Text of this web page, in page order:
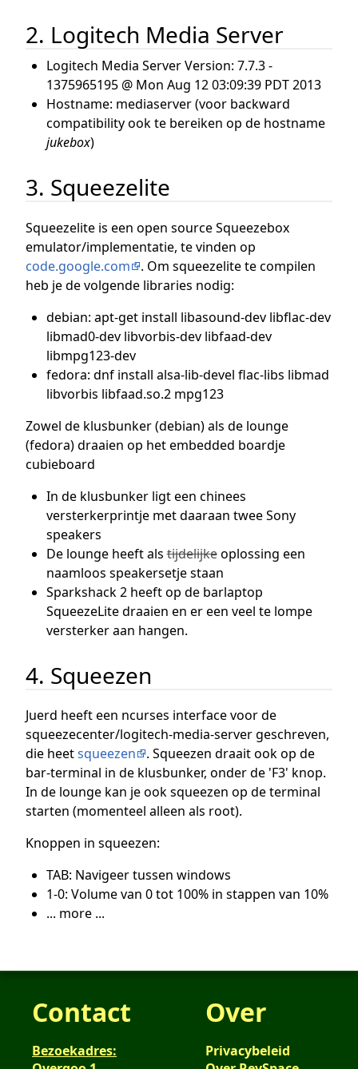
2. Logitech Media Server
Logitech Media Server Version: 7.7.3 -
1375965195 @ Mon Aug 12 03:09:39 PDT 2013
Hostname: mediaserver (voor backward
compatibility ook te bereiken op de hostname
jukebox)
3. Squeezelite
Squeezelite is een open source Squeezebox
emulator/implementatie, te vinden op
code.google.com
. Om squeezelite te compilen
heb je de volgende libraries nodig:
debian: apt-get install libasound-dev libflac-dev
libmad0-dev libvorbis-dev libfaad-dev
libmpg123-dev
fedora: dnf install alsa-lib-devel flac-libs libmad
libvorbis libfaad.so.2 mpg123
Zowel de klusbunker (debian) als de lounge
(fedora) draaien op het embedded boardje
cubieboard
In de klusbunker ligt een chinees
versterkerprintje met daaraan twee Sony
speakers
De lounge heeft alstijdelijkeoplossing een
naamloos speakersetje staan
Sparkshack 2 heeft op de barlaptop
SqueezeLite draaien en er een veel te lompe
versterker aan hangen.
4. Squeezen
Juerd heeft een ncurses interface voor de
squeezecenter/logitech-media-server geschreven,
die heetsqueezen
. Squeezen draait ook op de
bar-terminal in de klusbunker, onder de 'F3' knop.
In de lounge kan je ook squeezen op de terminal
starten (momenteel alleen als root).
Knoppen in squeezen:
TAB: Navigeer tussen windows
1-0: Volume van 0 tot 100% in stappen van 10%
... more ...
Contact
Bezoekadres:
Over
Privacybeleid